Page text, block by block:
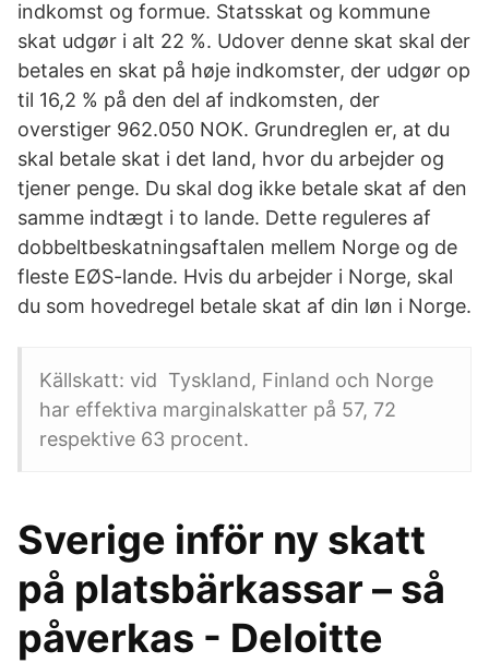
indkomst og formue. Statsskat og kommune
skat udgør i alt 22 %. Udover denne skat skal der
betales en skat på høje indkomster, der udgør op
til 16,2 % på den del af indkomsten, der
overstiger 962.050 NOK. Grundreglen er, at du
skal betale skat i det land, hvor du arbejder og
tjener penge. Du skal dog ikke betale skat af den
samme indtægt i to lande. Dette reguleres af
dobbeltbeskatningsaftalen mellem Norge og de
fleste EØS-lande. Hvis du arbejder i Norge, skal
du som hovedregel betale skat af din løn i Norge.
Källskatt: vid Tyskland, Finland och Norge
har effektiva marginalskatter på 57, 72
respektive 63 procent.
Sverige inför ny skatt
på platsbärkassar – så
påverkas - Deloitte